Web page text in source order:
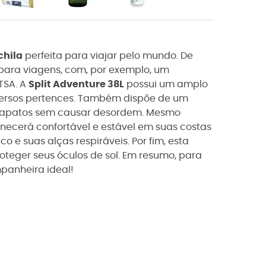
perfeita para viajar pelo mundo. De
viagens, com, por exemplo, um
A Split Adventure 38L possui um amplo
pertences. Também dispõe de um
sem causar desordem. Mesmo
confortável e estável em suas costas
e suas alças respiráveis. Por fim, esta
seus óculos de sol. Em resumo, para
ideal!